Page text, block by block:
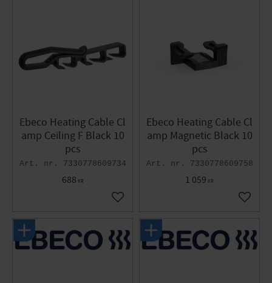
Ebeco Heating Cable Cl
amp Ceiling F Black 10
pcs
7330778609734
688 KR
Add to favorites
Ebeco Heating Cable Cl
amp Magnetic Black 10
pcs
7330778609758
1 059 KR
Add